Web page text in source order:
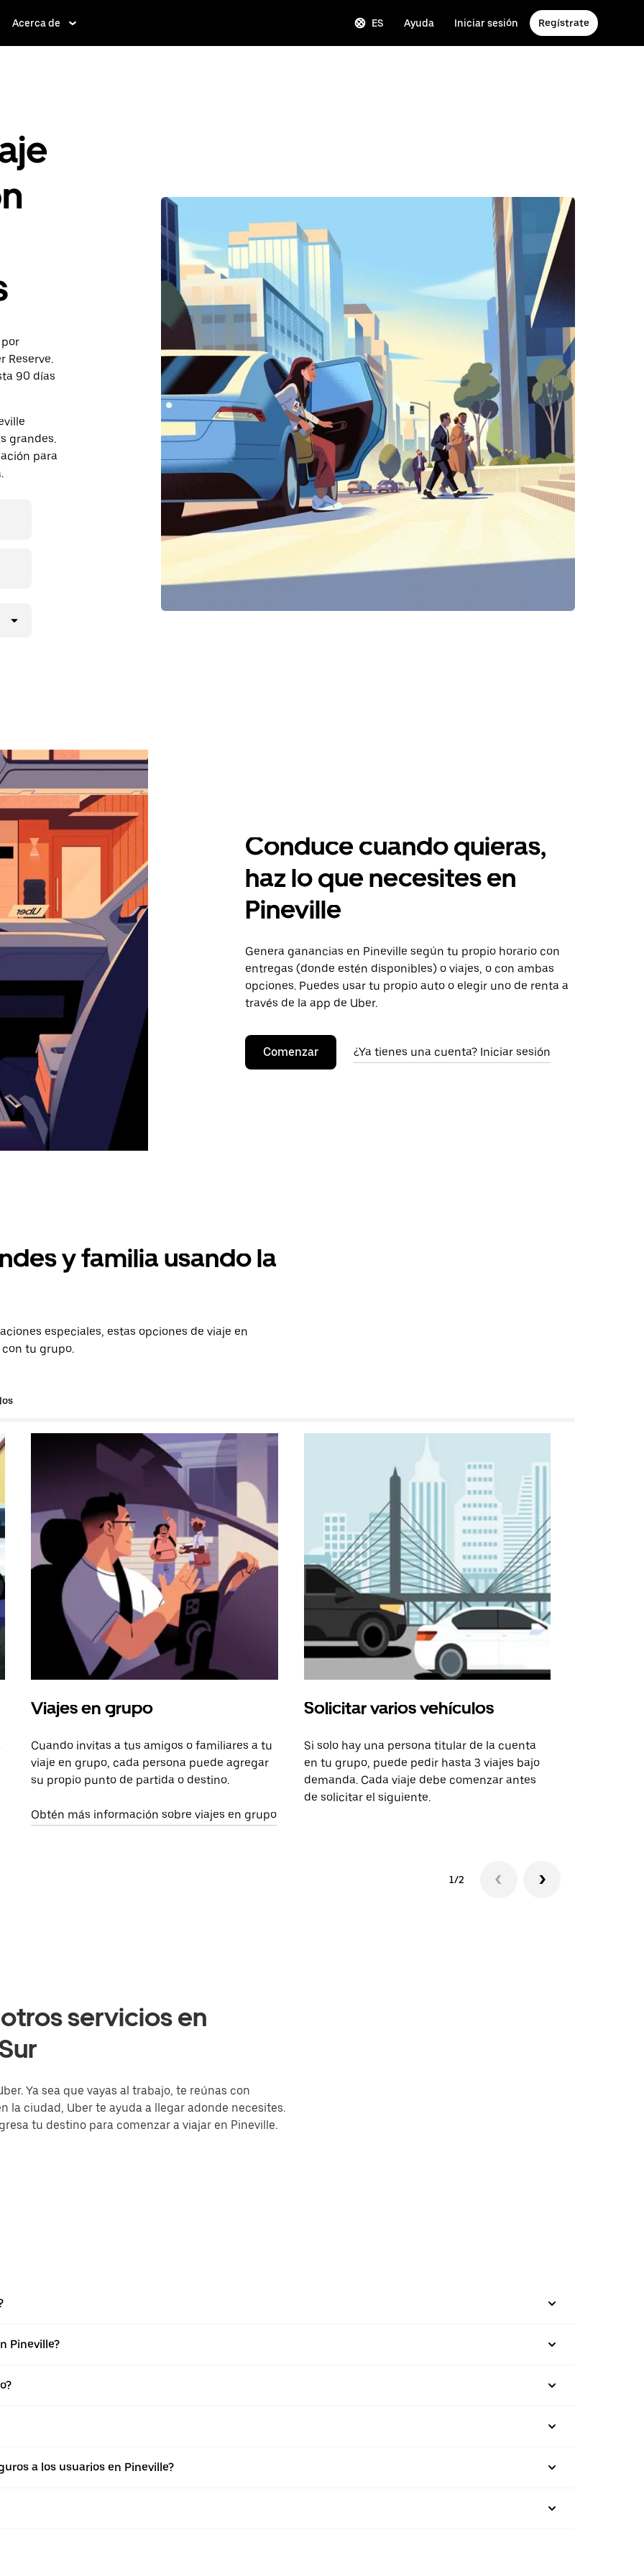
Acerca de ES Ayuda Iniciar sesión Regístrate
Reserve.
90 días
grandes.
para
Conduce cuando quieras,
haz lo que necesites en
Pineville
Genera ganancias en Pineville según tu propio horario con
entregas (donde estén disponibles) o viajes, o con ambas
opciones. Puedes usar tu propio auto o elegir uno de renta a
través de la app de Uber.
Comenzar ¿Ya tienes una cuenta? Iniciar sesión
y familia usando la
especiales, estas opciones de viaje en
tu grupo.
Viajes en grupo
Cuando invitas a tus amigos o familiares a tu
viaje en grupo, cada persona puede agregar
su propio punto de partida o destino.
Obtén más información sobre viajes en grupo
Solicitar varios vehículos
Si solo hay una persona titular de la cuenta
en tu grupo, puede pedir hasta 3 viajes bajo
demanda. Cada viaje debe comenzar antes
de solicitar el siguiente.
1/2
servicios en
Ya sea que vayas al trabajo, te reúnas con
la ciudad, Uber te ayuda a llegar adonde necesites.
tu destino para comenzar a viajar en Pineville.
Pineville?
a los usuarios en Pineville?